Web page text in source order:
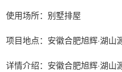
使用场所：别墅排屋
项目地点：安徽合肥旭辉·湖山
详情介绍：安徽合肥旭辉·湖山